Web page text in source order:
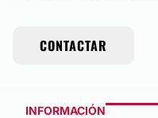
CONTACTAR
INFORMACIÓN